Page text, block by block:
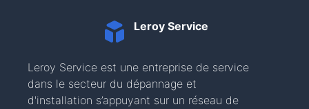
Leroy Service
Leroy Service est une entreprise de service
dans le secteur du dépannage et
d'installation s’appuyant sur un réseau de